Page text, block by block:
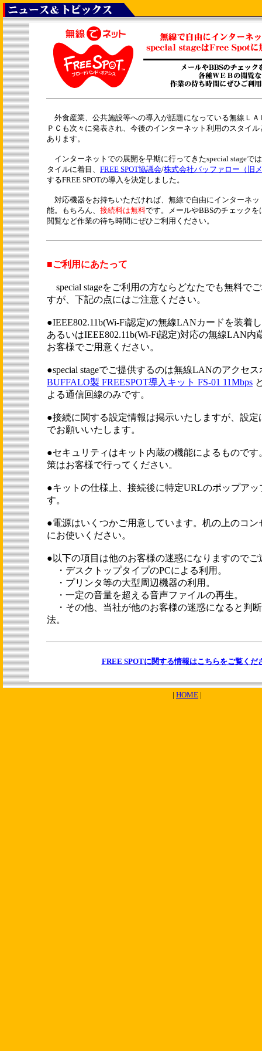
外食産業、公共施設等への導入が話題になっている無線ＬＡ
ＰＣも次々に発表され、今後のインターネット利用のスタイ
あります。
インターネットでの展開を早期に行ってきたspecial stageで
タイルに着目、 FREE SPOT協議会/株式会社バッファロー（旧
するFREE SPOTの導入を決定しました。
対応機器をお持ちいただければ、無線で自由にインターネッ
能。もちろん、 接続料は無料です。メールやBBSのチェック
閲覧など作業の待ち時間にぜひご利用ください。
■ご利用にあたって
special stageをご利用の方ならどなたでも無料で
すが、下記の点にはご注意ください。
●IEEE802.11b(Wi-Fi認定)の無線LANカードを装着
あるいはIEEE802.11b(Wi-Fi認定)対応の無線LAN内
お客様でご用意ください。
●special stageでご提供するのは無線LANのアクセ
BUFFALO製 FREESPOT導入キット FS-01 11Mbps
よる通信回線のみです。
●接続に関する設定情報は掲示いたしますが、設定
でお願いいたします。
●セキュリティはキット内蔵の機能によるものです
策はお客様で行ってください。
●キットの仕様上、接続後に特定URLのポップアッ
す。
●電源はいくつかご用意しています。机の上のコン
にお使いください。
●以下の項目は他のお客様の迷惑になりますのでご
・デスクトップタイプのPCによる利用。
・プリンタ等の大型周辺機器の利用。
・一定の音量を超える音声ファイルの再生。
・その他、当社が他のお客様の迷惑になると判
法。
FREE SPOTに関する情報はこちらをご覧くだ
| HOME |